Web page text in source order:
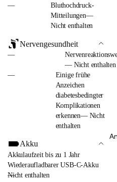
—
Bluthochdruck-
Mitteilungen—
Nicht enthalten
Nervengesundheit
—
— Nicht enthalten
—
Einige frühe
Anzeichen
diabetesbedingter
Komplikationen
erkennen— Nicht
enthalten
Akku
Akkulaufzeit bis zu 1 Jahr
Wiederaufladbarer USB-C-Akku
—
Nicht enthalten